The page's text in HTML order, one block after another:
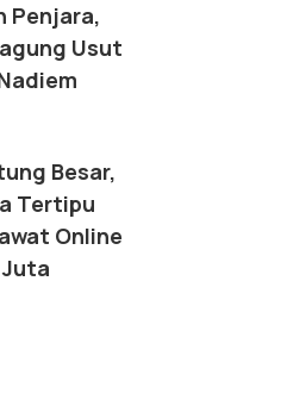
Penjara,
Usut
Besar,
Tertipu
Online